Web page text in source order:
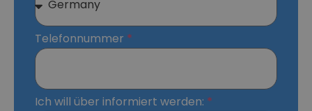
Telefonnummer
Ich will über informiert werden: